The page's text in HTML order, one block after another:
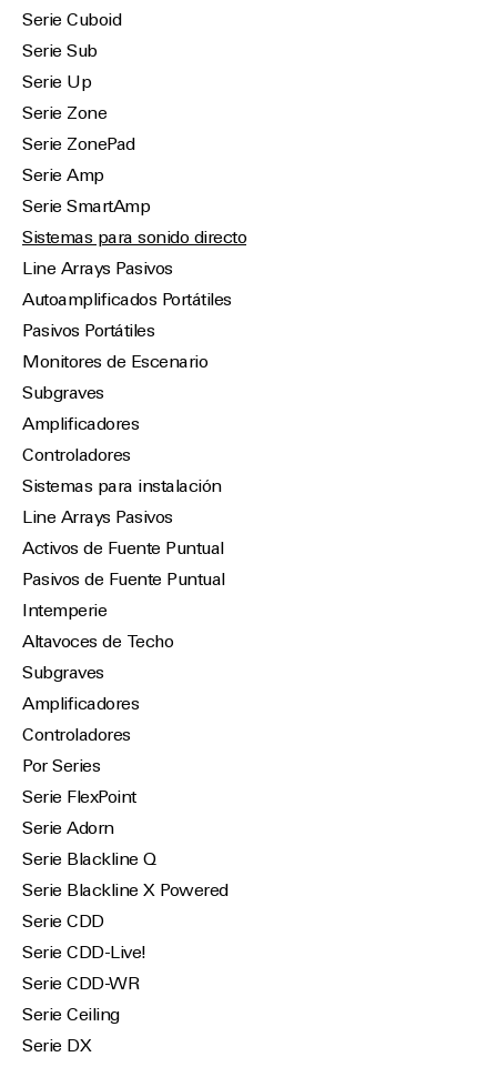
Serie Cuboid
Serie Sub
Serie Up
Serie Zone
Serie ZonePad
Serie Amp
Serie SmartAmp
Sistemas para sonido directo
Line Arrays Pasivos
Autoamplificados Portátiles
Pasivos Portátiles
Monitores de Escenario
Subgraves
Amplificadores
Controladores
Sistemas para instalación
Line Arrays Pasivos
Activos de Fuente Puntual
Pasivos de Fuente Puntual
Intemperie
Altavoces de Techo
Subgraves
Amplificadores
Controladores
Por Series
Serie FlexPoint
Serie Adorn
Serie Blackline Q
Serie Blackline X Powered
Serie CDD
Serie CDD-Live!
Serie CDD-WR
Serie Ceiling
Serie DX